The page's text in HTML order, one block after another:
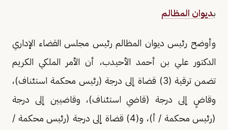
بديوان المظالم
وأوضح رئيس ديوان المظالم رئيس مجلس القضاء الإداري
الدكتور علي بن أحمد الأحيدب، أن الأمر الملكي الكريم
تضمن ترقية (3) قضاة إلى درجة (رئيس محكمة استئناف)،
وقاضٍ إلى درجة (قاضي استئناف)، وقاضيين إلى درجة
(رئيس محكمة / أ)، و(4) قضاة إلى درجة (رئيس محكمة /